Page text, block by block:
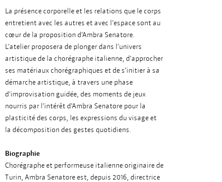
La présence corporelle et les relations que le corps
entretient avec les autres et avec l’espace sont au
cœur de la proposition d’Ambra Senatore.
L’atelier proposera de plonger dans l’univers
artistique de la chorégraphe italienne, d’approcher
ses matériaux chorégraphiques et de s’initier à sa
démarche artistique, à travers une phase
d’improvisation guidée, des moments de jeux
nourris par l’intérêt d’Ambra Senatore pour la
plasticité des corps, les expressions du visage et
la décomposition des gestes quotidiens.
Biographie
Chorégraphe et performeuse italienne originaire de
Turin, Ambra Senatore est, depuis 2016, directrice